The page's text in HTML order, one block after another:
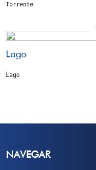
Torrente
Lago
Lago
NAVEGAR